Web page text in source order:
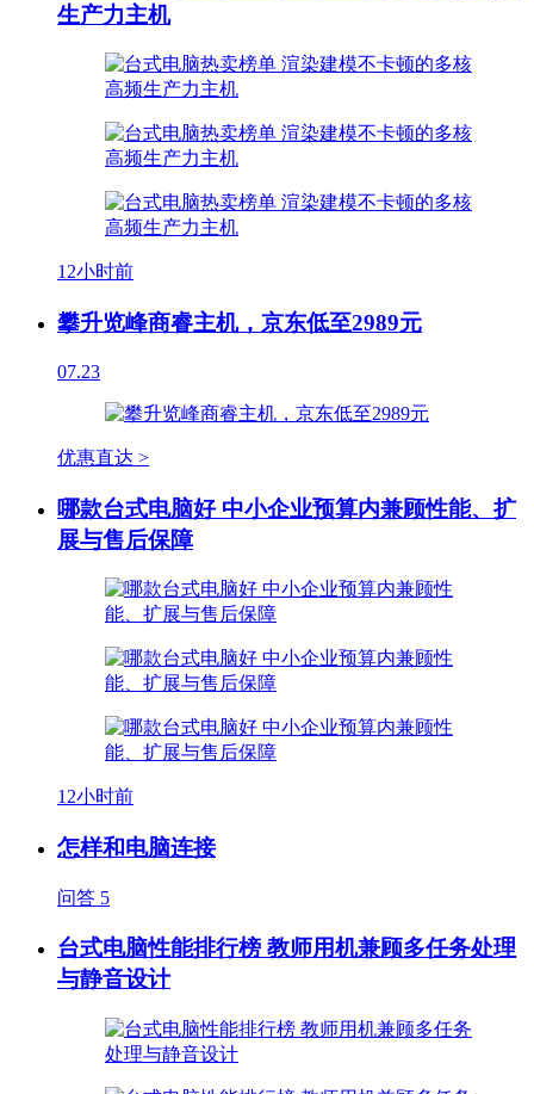
生产力主机
12小时前
攀升览峰商睿主机，京东低至2989元
07.23
优惠直达 >
哪款台式电脑好 中小企业预算内兼顾性能、扩
展与售后保障
12小时前
怎样和电脑连接
问答 5
台式电脑性能排行榜 教师用机兼顾多任务处理
与静音设计